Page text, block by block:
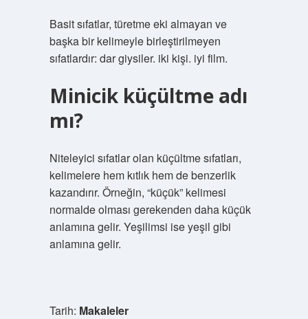
Basit sıfatlar, türetme eki almayan ve
başka bir kelimeyle birleştirilmeyen
sıfatlardır: dar giysiler. iki kişi. iyi film.
Minicik küçültme adı
mı?
Niteleyici sıfatlar olan küçültme sıfatları,
kelimelere hem kıtlık hem de benzerlik
kazandırır. Örneğin, “küçük” kelimesi
normalde olması gerekenden daha küçük
anlamına gelir. Yeşilimsi ise yeşil gibi
anlamına gelir.
Tarih: Makaleler